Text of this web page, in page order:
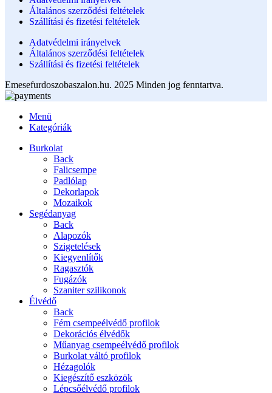
Általános szerződési feltételek
Szállítási és fizetési feltételek
Adatvédelmi irányelvek
Általános szerződési feltételek
Szállítási és fizetési feltételek
Emesefurdoszobaszalon.hu. 2025 Minden jog fenntartva.
Menü
Kategóriák
Burkolat
Back
Falicsempe
Padlólap
Dekorlapok
Mozaikok
Segédanyag
Back
Alapozók
Szigetelések
Kiegyenlítők
Ragasztók
Fugázók
Szaniter szilikonok
Élvédő
Back
Fém csempeélvédő profilok
Dekorációs élvédők
Műanyag csempeélvédő profilok
Burkolat váltó profilok
Hézagolók
Kiegészítő eszközök
Lépcsőélvédő profilok